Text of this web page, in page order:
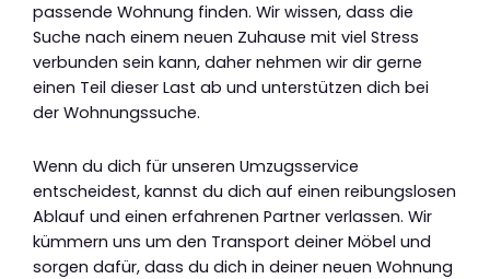
passende Wohnung finden. Wir wissen, dass die
Suche nach einem neuen Zuhause mit viel Stress
verbunden sein kann, daher nehmen wir dir gerne
einen Teil dieser Last ab und unterstützen dich bei
der Wohnungssuche.
Wenn du dich für unseren Umzugsservice
entscheidest, kannst du dich auf einen reibungslosen
Ablauf und einen erfahrenen Partner verlassen. Wir
kümmern uns um den Transport deiner Möbel und
sorgen dafür, dass du dich in deiner neuen Wohnung